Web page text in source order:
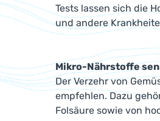
Tests lassen sich die
und andere
Mikro-Nährstoffe
Der Verzehr von
empfehlen. Dazu
Folsäure sowie von